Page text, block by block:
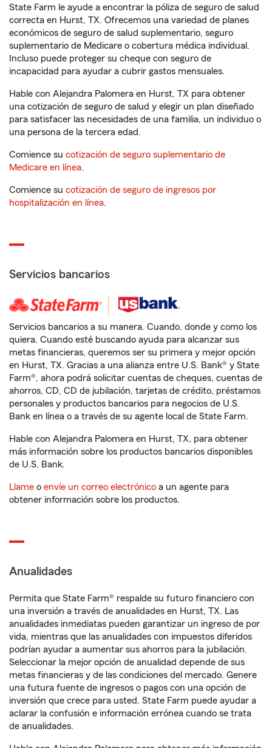
State Farm le ayude a encontrar la póliza de seguro de salud
correcta en Hurst, TX. Ofrecemos una variedad de planes
económicos de seguro de salud suplementario, seguro
suplementario de Medicare o cobertura médica individual.
Incluso puede proteger su cheque con seguro de
incapacidad para ayudar a cubrir gastos mensuales.
Hable con Alejandra Palomera en Hurst, TX para obtener
una cotización de seguro de salud y elegir un plan diseñado
para satisfacer las necesidades de una familia, un individuo o
una persona de la tercera edad.
Comience su cotización de seguro suplementario de
Medicare en línea.
Comience su cotización de seguro de ingresos por
hospitalización en línea.
Servicios bancarios
Servicios bancarios a su manera. Cuando, donde y como los
quiera. Cuando esté buscando ayuda para alcanzar sus
metas financieras, queremos ser su primera y mejor opción
en Hurst, TX. Gracias a una alianza entre U.S. Bank® y State
Farm®, ahora podrá solicitar cuentas de cheques, cuentas de
ahorros, CD, CD de jubilación, tarjetas de crédito, préstamos
personales y productos bancarios para negocios de U.S.
Bank en línea o a través de su agente local de State Farm.
Hable con Alejandra Palomera en Hurst, TX, para obtener
más información sobre los productos bancarios disponibles
de U.S. Bank.
Llame o envíe un correo electrónico a un agente para
obtener información sobre los productos.
Anualidades
Permita que State Farm® respalde su futuro financiero con
una inversión a través de anualidades en Hurst, TX. Las
anualidades inmediatas pueden garantizar un ingreso de por
vida, mientras que las anualidades con impuestos diferidos
podrían ayudar a aumentar sus ahorros para la jubilación.
Seleccionar la mejor opción de anualidad depende de sus
metas financieras y de las condiciones del mercado. Genere
una futura fuente de ingresos o pagos con una opción de
inversión que crece para usted. State Farm puede ayudar a
aclarar la confusión e información errónea cuando se trata
de anualidades.